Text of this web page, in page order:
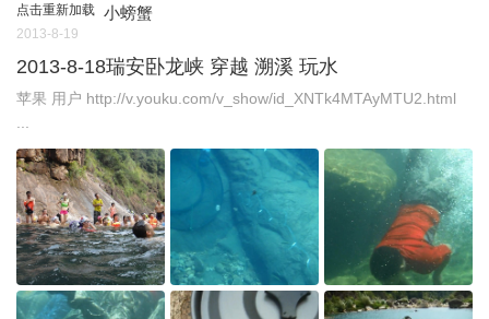
点击重新加载 小螃蟹
2013-8-19
2013-8-18瑞安卧龙峡 穿越 溯溪 玩水
苹果 用户 http://v.youku.com/v_show/id_XNTk4MTAyMTU2.html